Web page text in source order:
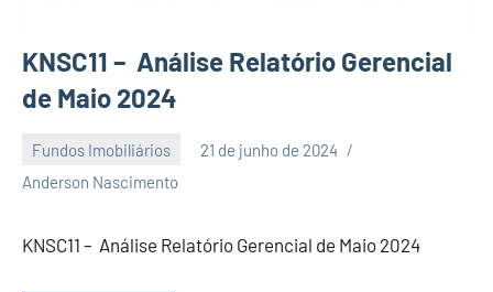
KNSC11 – Análise Relatório Gerencial
de Maio 2024
Fundos Imobiliários
21 de junho de 2024
Anderson Nascimento
Nenhum
KNSC11 – Análise Relatório Gerencial de Maio 2024